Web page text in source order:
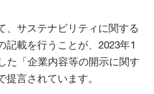
、サステナビリティに関する
記載を行うことが、2023年1
た「企業内容等の開示に関す
言されています。